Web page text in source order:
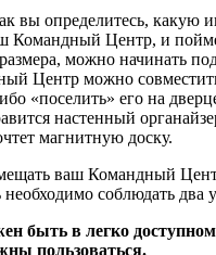
вы определитесь, какую
Командный Центр, и
можно начинать
Центр можно
«поселить» его на
настенный
магнитную доску.
ваш Командный
необходимо соблюдать два
быть в легко
пользоваться.